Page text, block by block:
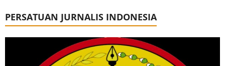
PERSATUAN JURNALIS INDONESIA